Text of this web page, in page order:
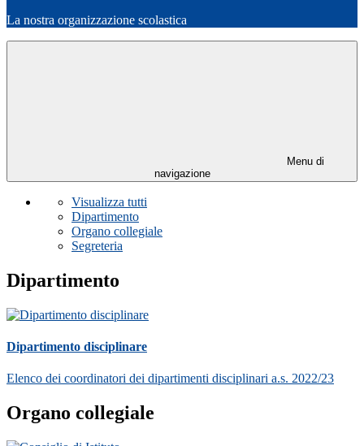
La nostra organizzazione scolastica
Menu di
navigazione
Visualizza tutti
Dipartimento
Organo collegiale
Segreteria
Dipartimento
Dipartimento disciplinare
Elenco dei coordinatori dei dipartimenti disciplinari a.s. 2022/23
Organo collegiale